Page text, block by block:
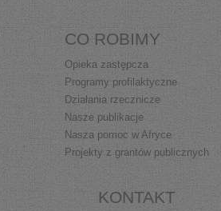
CO ROBIMY
Opieka zastępcza
Programy profilaktyczne
Działania rzecznicze
Nasze publikacje
Nasza pomoc w Afryce
Projekty z grantów publicznych
KONTAKT